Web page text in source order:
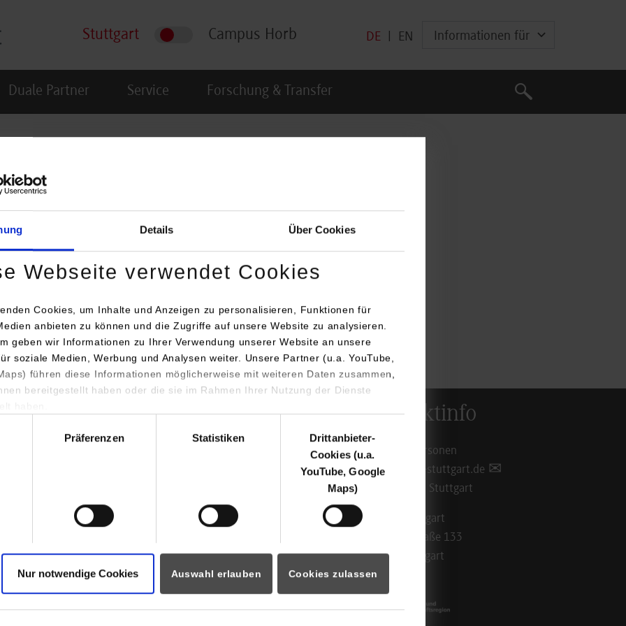
Details Über Cookies
Webseite verwendet Cookies
Cookies, um Inhalte und Anzeigen zu personalisieren, Funktionen für
anbieten zu können und die Zugriffe auf unsere Website zu analysieren.
geben wir Informationen zu Ihrer Verwendung unserer Website an unsere
soziale Medien, Werbung und Analysen weiter. Unsere Partner (u.a. YouTube,
führen diese Informationen möglicherweise mit weiteren Daten zusammen,
bereitgestellt haben oder die sie im Rahmen Ihrer Nutzung der Dienste
Präferenzen Statistiken
Drittanbieter-
Cookies (u.a.
YouTube, Google
Maps)
Nur notwendige Cookies Auswahl erlauben Cookies zulassen
Stuttgart Campus Horb DE EN Informationen für
Duale Partner Service Forschung & Transfer
Suche
Suche
und Abgabe Bachelorarbeiten
für
Visitors
Portale
Intranet / Sharepoint
Kontaktinfo
Ansprechpersonen
info@dhbw-stuttgart.de
Standorte in Stuttgart
DHBW Stuttgart
Rotebühlstraße 133
70197 Stuttgart